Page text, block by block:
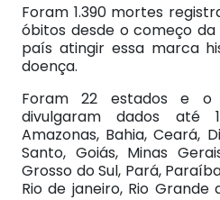
Foram 1.390 mortes
óbitos desde o começo
país atingir essa marca
doença.
Foram 22 estados e o
divulgaram dados até
Amazonas, Bahia, Ceará,
Santo, Goiás, Minas
Grosso do Sul, Pará,
Rio de janeiro, Rio Grande